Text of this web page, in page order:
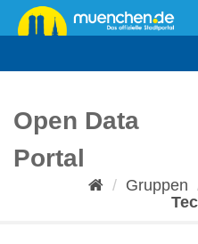
Überspringen
zum
Open Data
Portal
Gruppen